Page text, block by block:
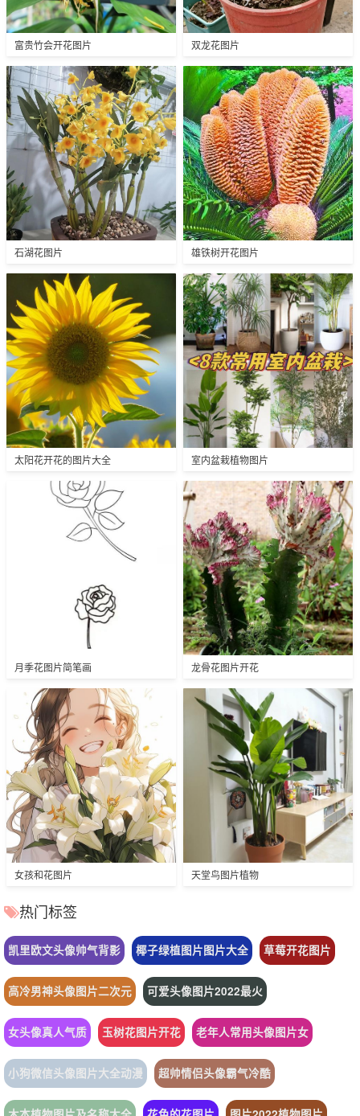
富贵竹会开花图片 双龙花图片
石湖花图片 雄铁树开花图片
太阳花开花的图片大全 室内盆栽植物图片
月季花图片简笔画 龙骨花图片开花
女孩和花图片 天堂鸟图片植物
热门标签
凯里欧文头像帅气背影 椰子绿植图片图片大全 草莓开花图片
高冷男神头像图片二次元 可爱头像图片2022最火
女头像真人气质 玉树花图片开花 老年人常用头像图片女
小狗微信头像图片大全动漫 超帅情侣头像霸气冷酷